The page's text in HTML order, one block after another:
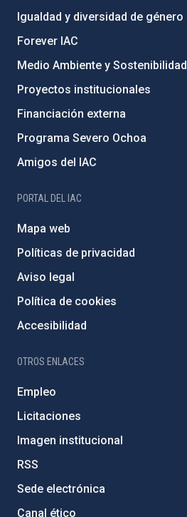
Igualdad y diversidad de género
Forever IAC
Medio Ambiente y Sostenibilidad
Proyectos institucionales
Financiación externa
Programa Severo Ochoa
Amigos del IAC
PORTAL DEL IAC
Mapa web
Políticas de privacidad
Aviso legal
Política de cookies
Accesibilidad
OTROS ENLACES
Empleo
Licitaciones
Imagen institucional
RSS
Sede electrónica
Canal ético